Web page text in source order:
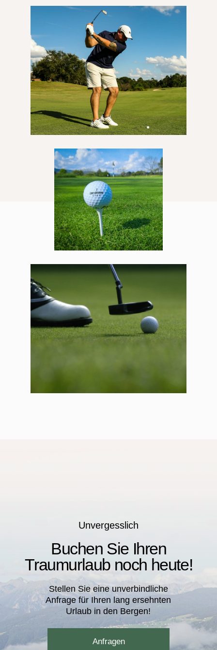
Anfragen
Buchen Sie Ihren
Traumurlaub noch heute!
Stellen Sie eine unverbindliche
Anfrage für Ihren lang ersehnten
Urlaub in den Bergen!
Unvergesslich
Folgen Sie uns auf
Lassen Sie uns in Kontakt bleiben